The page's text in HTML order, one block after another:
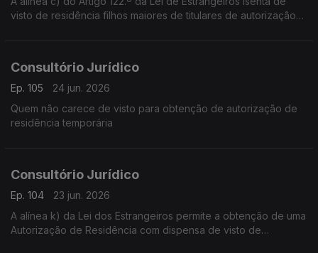
visto de residência filhos maiores de titulares de autorização
Consultório Jurídico
Ep. 105
24 jun. 2026
Quem não carece de visto para obtenção de autorização de
residência temporária
Consultório Jurídico
Ep. 104
23 jun. 2026
A alínea k) da Lei dos Estrangeiros permite a obtenção de uma
Autorização de Residência com dispensa de visto de